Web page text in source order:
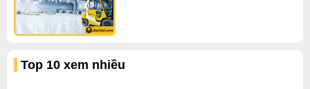
Top 10 xem nhiều